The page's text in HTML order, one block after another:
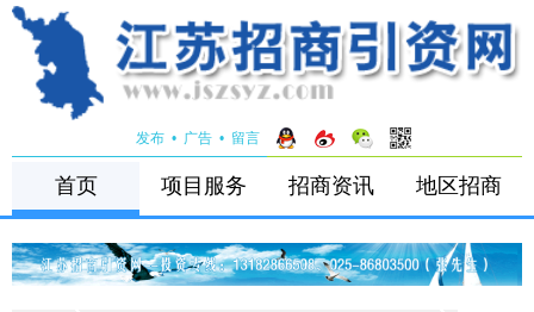
发布 • 广告 • 留言
首页 项目服务 招商资讯 地区招商